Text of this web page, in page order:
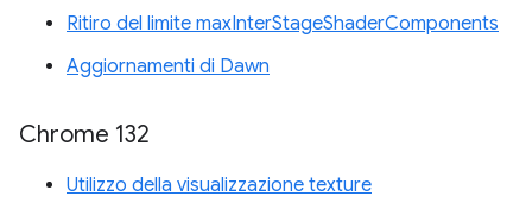
Ritiro del limite maxInterStageShaderComponents
Aggiornamenti di Dawn
Chrome 132
Utilizzo della visualizzazione texture